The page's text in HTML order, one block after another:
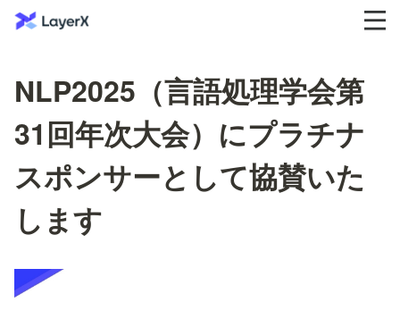
NLP2025（言語処理学会第
31回年次大会）にプラチナ
スポンサーとして協賛いた
します